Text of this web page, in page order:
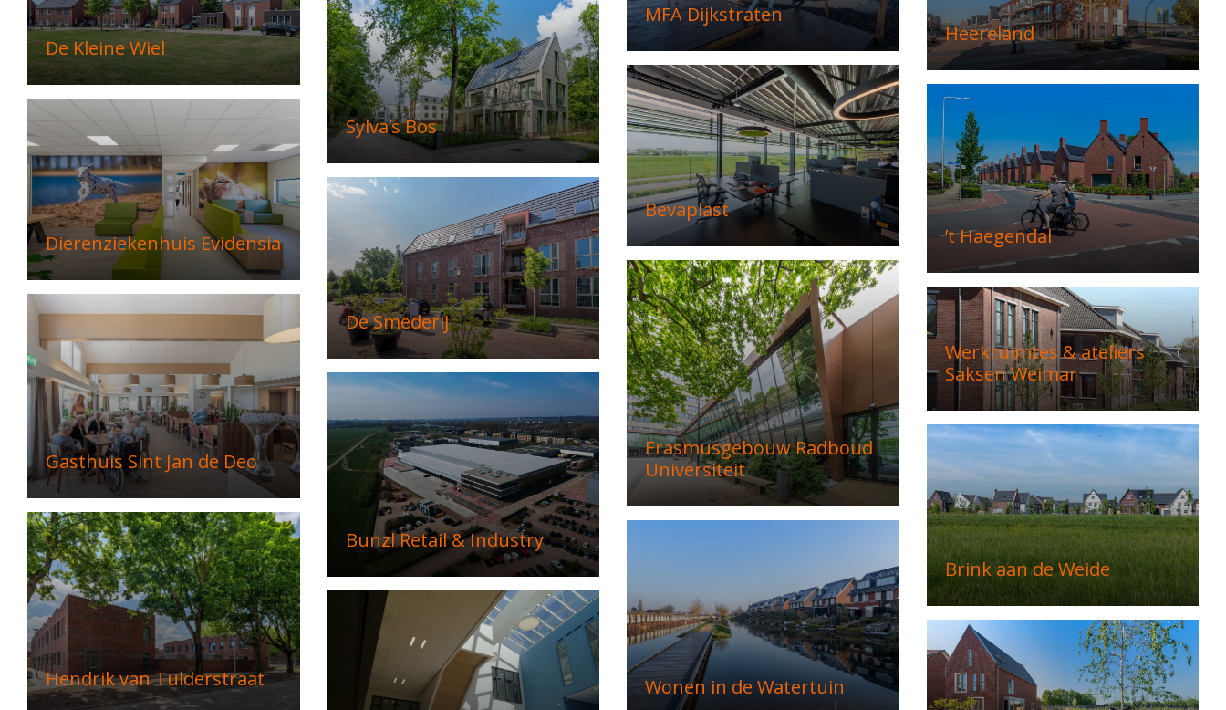
MFA Dijkstraten
Heereland
De Kleine Wiel
Sylva’s Bos
Bevaplast
’t Haegendal
Dierenziekenhuis Evidensia
De Smederij
Erasmusgebouw Radboud
Universiteit
Werkruimtes & ateliers
Saksen Weimar
Gasthuis Sint Jan de Deo
Bunzl Retail & Industry
Brink aan de Weide
Hendrik van Tulderstraat Wonen in de Watertuin